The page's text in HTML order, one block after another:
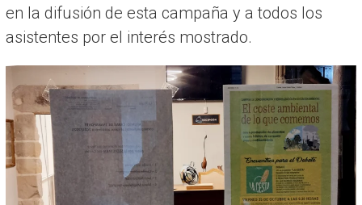
en la difusión de esta campaña y a todos los
asistentes por el interés mostrado.